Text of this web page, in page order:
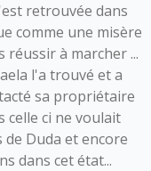
retrouvée dans
comme une misère
réussir à marcher ...
l'a trouvé et a
sa propriétaire
celle ci ne voulait
de Duda et encore
dans cet état...